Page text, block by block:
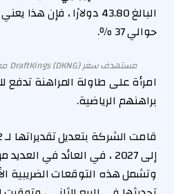
البالغ 43.80 دولارًا ، فإن
حوالي 37 ٪.
مستهدف سعر DraftKings (DKNG) مع تحسن في توقعات النمو
امرأة على طاولة المراهنة تدفع
براهنهم الرياضية.
إلى 2027 ، في العائد في
وتشمل هذه التوقعات الضريبية